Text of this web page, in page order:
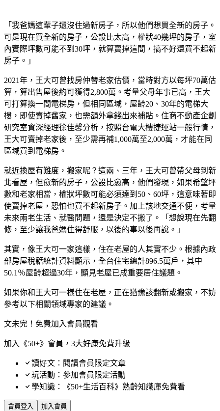
「我爸媽這輩子還沒住過新房子，所以他們想買全新的房子。
可是現在買全新的房子，公設比太高，權狀40幾坪的房子，室
內實際坪數可能不到30坪，就算賣掉這間，搞不好還買不起新
房子。」
2021年，王大可曾找房仲替老家估價，當時對方以每坪70萬估
算，算出售屋後約可獲得2,800萬。考量父母年事已高，王大
可打算換一間電梯房，但相同區域，屋齡20、30年的電梯大
樓，即使賣掉舊家，也需額外拿錢出來補貼。住商不動產企劃
研究室資深經理徐佳馨分析，按照台電大樓捷運站一般行情，
王大可賣掉老家後，至少需再補1,000萬至2,000萬，才能在同
區域買到電梯房。
就近換屋有難度，搬家呢？這兩、三年，王大可曾帶父母到新
北看屋，但愈新的房子，公設比愈高，他們發現，如果希望坪
數和老家相當，權狀坪數可能必須達到50、60坪，這意味著即
使賣掉老屋，恐怕也買不起新房子。加上該地交通不便，考量
未來兩老生活、就醫問題，還是決定不搬了。「想說現在先翻
修，至少讓我爸媽住得舒服，以後的事以後再說。」
其實，像王大可一家這樣，住在老屋的人其實不少。根據內政
部房屋稅籍統計資料顯示，全台住宅總計896.5萬戶，其中
50.1％屋齡超過30年，顯見老屋已成重要居住議題。
如果你和王大可一樣住在老屋，正在猶豫該翻新或搬家，不妨
參考以下相關領域專家的建議。
文未完！免費加入會員觀看
加入《50+》會員，3大好康免費升級
讀好文：閱讀會員限定文章
玩活動：參加會員限定活動
學知識：《50+生活百科》熟齡知識庫免費看
會員登入 加入會員